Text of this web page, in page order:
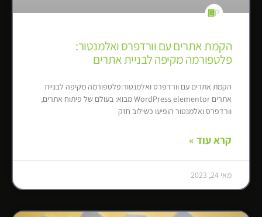
הקמת אתרים עם וורדפרס ואלמנטור:
פלטפורמה מקיפה לבניית אתרים
הקמת אתרים עם וורדפרס ואלמנטור:פלטפורמה מקיפה לבניית
אתרים WordPress elementor מבוא: בעולם של פיתוח אתרים,
וורדפרס ואלמנטור הופיעו כשילוב חזק
קרא עוד »
מאי 24, 2023